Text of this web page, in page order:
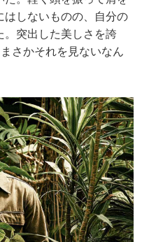
はしないものの、自分の
。突出した美しさを誇
さかそれを見ないなん